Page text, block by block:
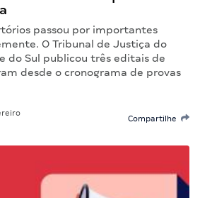
passou por importantes
O Tribunal de Justiça do
do Sul publicou três editais de
desde o cronograma de provas
Compartilhe